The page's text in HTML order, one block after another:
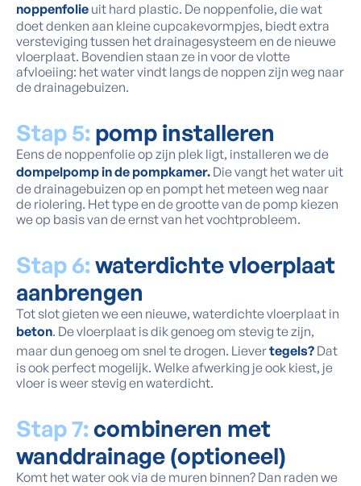
noppenfolie uit hard plastic. De noppenfolie, die wat
doet denken aan kleine cupcakevormpjes, biedt extra
versteviging tussen het drainagesysteem en de nieuwe
vloerplaat. Bovendien staan ze in voor de vlotte
afvloeiing: het water vindt langs de noppen zijn weg naar
de drainagebuizen.
Stap 5: pomp installeren
Eens de noppenfolie op zijn plek ligt, installeren we de
dompelpomp in de pompkamer. Die vangt het water uit
de drainagebuizen op en pompt het meteen weg naar
de riolering. Het type en de grootte van de pomp kiezen
we op basis van de ernst van het vochtprobleem.
Stap 6:waterdichte vloerplaat
aanbrengen
Tot slot gieten we een nieuwe, waterdichte vloerplaat in
beton. De vloerplaat is dik genoeg om stevig te zijn,
maar dun genoeg om snel te drogen. Lievertegels? Dat
is ook perfect mogelijk. Welke afwerking je ook kiest, je
vloer is weer stevig en waterdicht.
Stap 7:combineren met
wanddrainage (optioneel)
Komt het water ook via de muren binnen? Dan raden we